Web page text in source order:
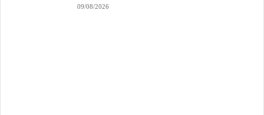
09/08/2026